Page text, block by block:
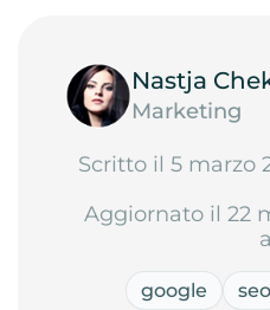
Nastja
Marketing
Scritto il 5 marzo
Aggiornato il 22
google seo